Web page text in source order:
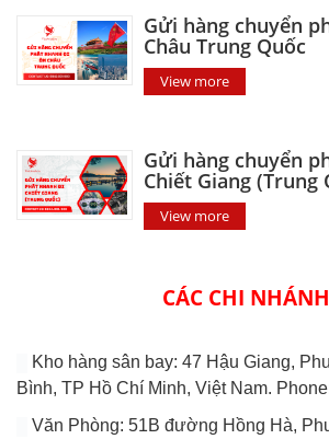
Gửi hàng chuyển
Châu Trung Quốc
View more
Gửi hàng chuyển
Chiết Giang (Trung
View more
CÁC CHI NHÁNH
Kho hàng sân bay: 47 Hậu Giang,
Bình, TP Hồ Chí Minh, Việt Nam.
Văn Phòng: 51B đường Hồng Hà,